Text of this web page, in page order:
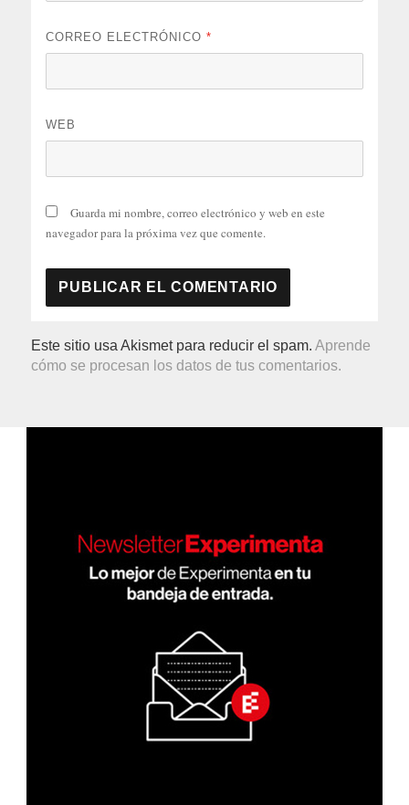
CORREO ELECTRÓNICO*
WEB
Guarda mi nombre, correo electrónico y web en este
navegador para la próxima vez que comente.
Este sitio usa Akismet para reducir el spam.Aprende
cómo se procesan los datos de tus comentarios.